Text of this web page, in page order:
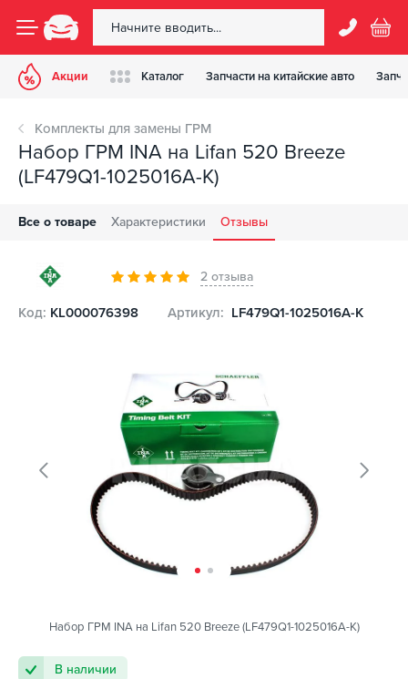
Акции Каталог Запчасти на китайские авто
Комплекты для замены ГРМ
Набор ГРМ INA на Lifan 520 Breeze
(LF479Q1-1025016A-K)
Все о товаре Характеристики Отзывы
2 отзыва
Код: KL000076398 Артикул: LF479Q1-1025016A-K
Набор ГРМ INA на Lifan 520 Breeze (LF479Q1-1025016A-K)
В наличии